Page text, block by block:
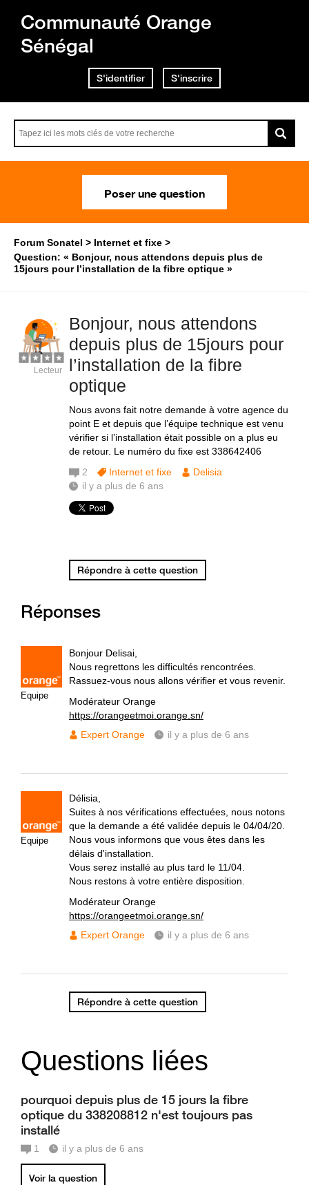
Communauté Orange
Sénégal
S'identifier S'inscrire
Poser une question
Forum Sonatel
Internet et fixe
Question: « Bonjour, nous attendons depuis plus de
15jours pour l’installation de la fibre optique »
Bonjour, nous attendons
depuis plus de 15jours pour
l’installation de la fibre
optique
Nous avons fait notre demande à votre agence du
point E et depuis que l’équipe technique est venu
vérifier si l’installation était possible on a plus eu
de retour. Le numéro du fixe est 338642406
Lecteur
2 Internet et fixe
Delisia
il y a plus de 6 ans
Répondre à cette question
Réponses
Equipe
Bonjour Delisai,
Nous regrettons les difficultés rencontrées.
Rassuez-vous nous allons vérifier et vous revenir.
Modérateur Orange
https://orangeetmoi.orange.sn/
Expert Orange
il y a plus de 6 ans
Equipe
Délisia,
Suites à nos vérifications effectuées, nous notons
que la demande a été validée depuis le 04/04/20.
Nous vous informons que vous êtes dans les
délais d'installation.
Vous serez installé au plus tard le 11/04.
Nous restons à votre entière disposition.
Modérateur Orange
https://orangeetmoi.orange.sn/
Expert Orange
il y a plus de 6 ans
Répondre à cette question
Questions liées
pourquoi depuis plus de 15 jours la fibre
optique du 338208812 n'est toujours pas
installé
1 il y a plus de 6 ans
Voir la question